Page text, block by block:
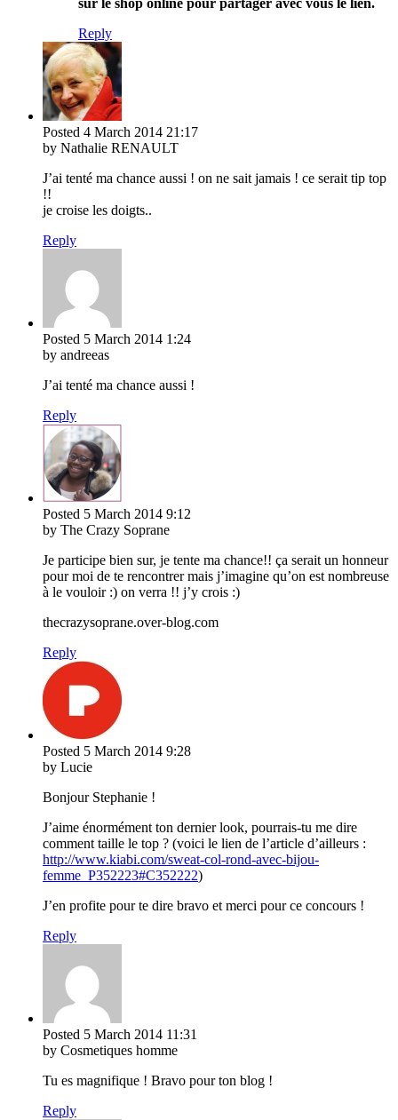
sur le shop online pour partager avec vous le lien.
Reply
Posted 4 March 2014 21:17
by Nathalie RENAULT
J’ai tenté ma chance aussi ! on ne sait jamais ! ce serait tip top
!!
je croise les doigts..
Reply
Posted 5 March 2014 1:24
by andreeas
J’ai tenté ma chance aussi !
Reply
Posted 5 March 2014 9:12
by The Crazy Soprane
Je participe bien sur, je tente ma chance!! ça serait un honneur
pour moi de te rencontrer mais j’imagine qu’on est nombreuse
à le vouloir :) on verra !! j’y crois :)
thecrazysoprane.over-blog.com
Reply
Posted 5 March 2014 9:28
by Lucie
Bonjour Stephanie !
J’aime énormément ton dernier look, pourrais-tu me dire
comment taille le top ? (voici le lien de l’article d’ailleurs :
http://www.kiabi.com/sweat-col-rond-avec-bijou-
femme_P352223#C352222)
J’en profite pour te dire bravo et merci pour ce concours !
Reply
Posted 5 March 2014 11:31
by Cosmetiques homme
Tu es magnifique ! Bravo pour ton blog !
Reply